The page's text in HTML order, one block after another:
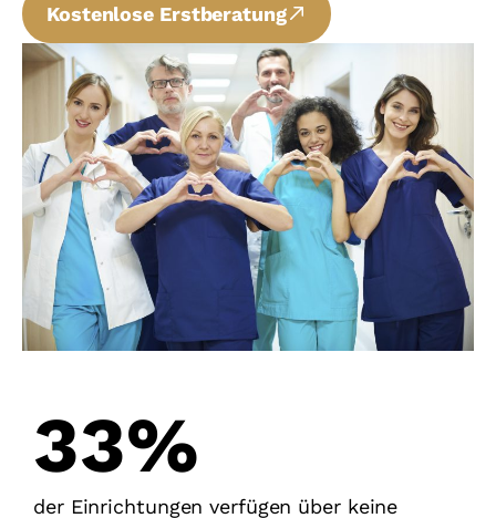
Kostenlose Erstberatung
43%
der Einrichtungen verfügen über keine